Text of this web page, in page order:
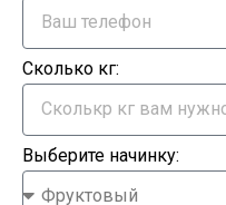
Сколько кг:
Выберите начинку: